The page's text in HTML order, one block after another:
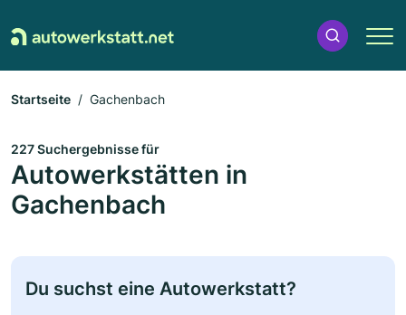
Startseite Gachenbach
227 Suchergebnisse für
Autowerkstätten in
Gachenbach
Du suchst eine Autowerkstatt?